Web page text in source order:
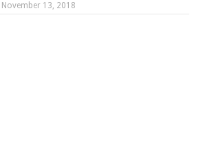
November 13, 2018